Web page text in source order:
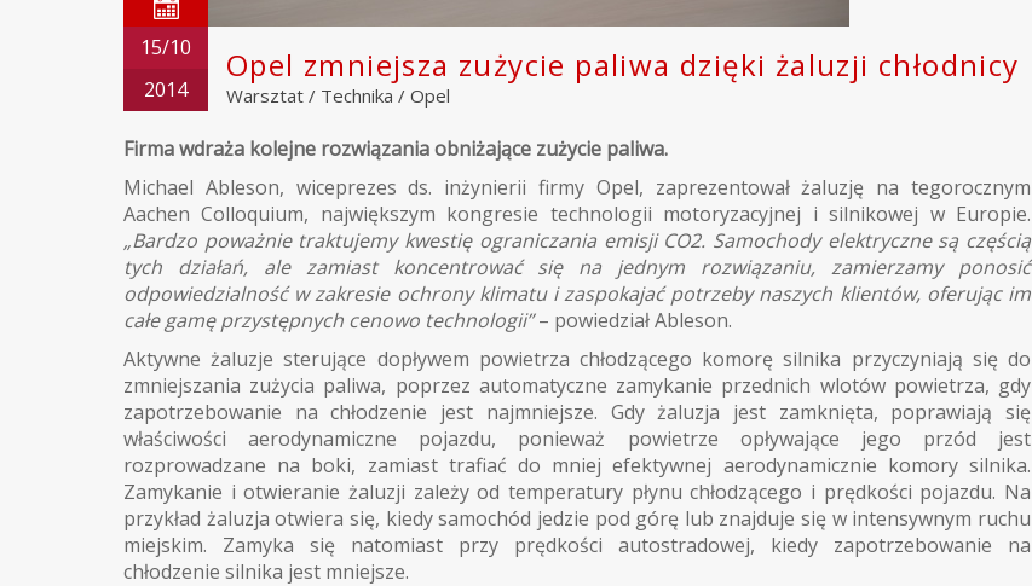
15/10
2014
Opel zmniejsza zużycie paliwa dzięki żaluzji chłodnicy
Warsztat / Technika / Opel
Firma wdraża kolejne rozwiązania obniżające zużycie paliwa.
Michael Ableson, wiceprezes ds. inżynierii firmy Opel, zaprezentował żaluzję na tegorocznym
Aachen Colloquium, największym kongresie technologii motoryzacyjnej i silnikowej w Europie.
„Bardzo poważnie traktujemy kwestię ograniczania emisji CO2. Samochody elektryczne są częścią
tych działań, ale zamiast koncentrować się na jednym rozwiązaniu, zamierzamy ponosić
odpowiedzialność w zakresie ochrony klimatu i zaspokajać potrzeby naszych klientów, oferując im
całe gamę przystępnych cenowo technologii”– powiedział Ableson.
Aktywne żaluzje sterujące dopływem powietrza chłodzącego komorę silnika przyczyniają się do
zmniejszania zużycia paliwa, poprzez automatyczne zamykanie przednich wlotów powietrza, gdy
zapotrzebowanie na chłodzenie jest najmniejsze. Gdy żaluzja jest zamknięta, poprawiają się
właściwości aerodynamiczne pojazdu, ponieważ powietrze opływające jego przód jest
rozprowadzane na boki, zamiast trafiać do mniej efektywnej aerodynamicznie komory silnika.
Zamykanie i otwieranie żaluzji zależy od temperatury płynu chłodzącego i prędkości pojazdu. Na
przykład żaluzja otwiera się, kiedy samochód jedzie pod górę lub znajduje się w intensywnym ruchu
miejskim. Zamyka się natomiast przy prędkości autostradowej, kiedy zapotrzebowanie na
chłodzenie silnika jest mniejsze.